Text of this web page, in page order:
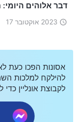
דבר אלוהים היומי:
2023 אוקטובר 17
אסונות הפכו כעת
להילקח למלכות
לקבוצת אונליין